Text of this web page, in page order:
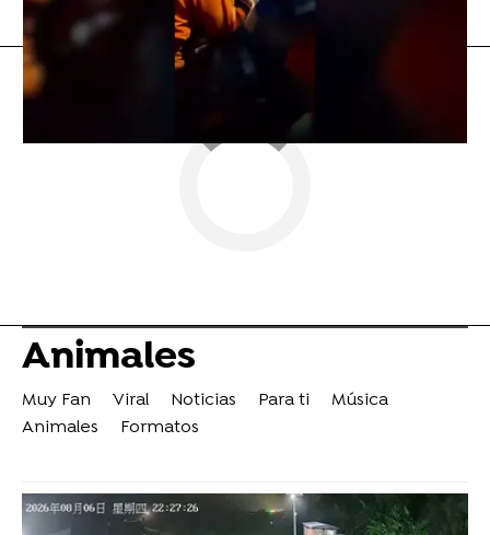
Animales
Muy Fan Viral Noticias Para ti
Música
Animales
Formatos